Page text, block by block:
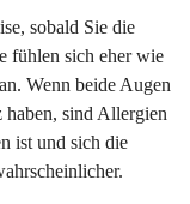
sobald Sie die
fühlen sich eher wie
Wenn beide Augen
haben, sind Allergien
ist und sich die